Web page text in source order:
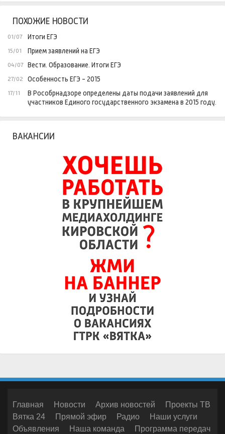
ПОХОЖИЕ НОВОСТИ
01/07 Итоги ЕГЭ
15/01 Прием заявлений на ЕГЭ
04/07 Вести. Образование. Итоги ЕГЭ
27/02 Особенность ЕГЭ - 2015
17/11
В Рособрнадзоре определены даты подачи заявлений для
участников Единого государственного экзамена в 2015 году.
ВАКАНСИИ
Главная Новости Архив новостей
Проекты ТВ
Вятка 24
Прямой эфир Радио
Наши услуги
Объявления
Наша команда Программа передач